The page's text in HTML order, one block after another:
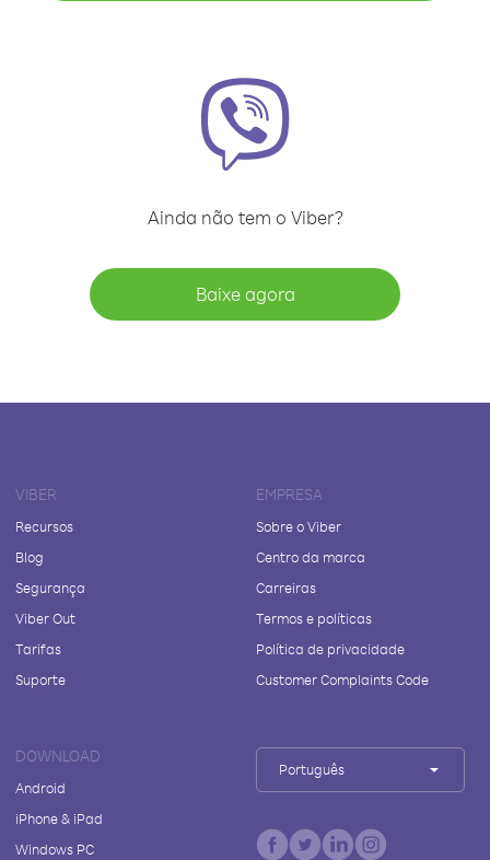
Ainda não tem o Viber?
Baixe agora
VIBER
Recursos
Blog
Segurança
Viber Out
Tarifas
Suporte
EMPRESA
Sobre o Viber
Centro da marca
Carreiras
Termos e políticas
Política de privacidade
Customer Complaints Code
DOWNLOAD
Android
iPhone & iPad
Windows PC
Português